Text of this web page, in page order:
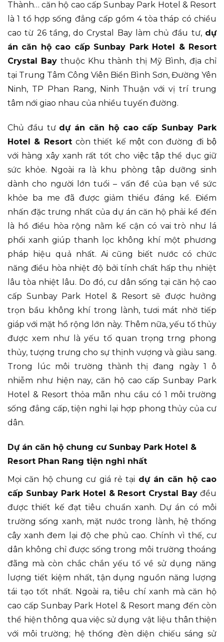
Thành… căn hộ cao cấp Sunbay Park Hotel & Resort
là 1 tổ hợp sống đẳng cấp gồm 4 tòa tháp có chiều
cao từ 26 tầng, do Crystal Bay làm chủ đầu tư, dự
án căn hộ cao cấp Sunbay Park Hotel & Resort
Crystal Bay thuộc Khu thành thị Mỹ Bình, địa chỉ
tại Trung Tâm Công Viên Biển Bình Sơn, Đường Yên
Ninh, TP Phan Rang, Ninh Thuận với vị trí trung
tâm nới giao nhau của nhiều tuyến đường.
Chủ đầu tư dự án căn hộ cao cấp Sunbay Park
Hotel & Resort còn thiết kế một con đường đi bộ
với hàng xây xanh rất tốt cho việc tập thể dục giữ
sức khỏe. Ngoài ra là khu phòng tập dưỡng sinh
dành cho người lớn tuổi – vấn đề của bạn về sức
khỏe ba me đã được giảm thiểu đáng kể. Điểm
nhấn đặc trưng nhất của dự án căn hộ phải kể đến
là hồ điều hòa rộng nằm kế cận có vai trò như lá
phổi xanh giúp thanh lọc không khí một phương
pháp hiệu quả nhất. Ai cũng biết nước có chức
năng điều hòa nhiệt độ bởi tính chất hấp thụ nhiệt
lâu tòa nhiệt lâu. Do đó, cư dân sống tại căn hộ cao
cấp Sunbay Park Hotel & Resort sẽ được hưởng
trọn bầu không khí trong lành, tươi mát nhờ tiếp
giáp với mặt hồ rộng lớn này. Thêm nữa, yếu tố thủy
được xem như là yếu tố quan trọng trng phong
thủy, tượng trưng cho sự thịnh vượng và giàu sang.
Trong lúc môi trường thành thị đang ngày 1 ô
nhiễm như hiện nay, căn hộ cao cấp Sunbay Park
Hotel & Resort thỏa mãn nhu cầu có 1 môi trường
sống đẳng cấp, tiện nghi lại hợp phong thủy của cư
dân.
Dự án căn hộ chung cư Sunbay Park Hotel &
Resort Phan Rang tiện nghi nhất
Mọi căn hộ chung cư giá rẻ tại dự án căn hộ cao
cấp Sunbay Park Hotel & Resort Crystal Bay đều
được thiết kế đạt tiêu chuẩn xanh. Dự án có môi
trường sống xanh, mặt nước trong lành, hệ thống
cây xanh đem lại độ che phủ cao. Chính vì thế, cư
dân không chỉ được sống trong môi trường thoáng
đãng mà còn chắc chắn yếu tố về sử dụng năng
lượng tiết kiệm nhất, tận dụng nguồn năng lượng
tái tạo tốt nhất. Ngoài ra, tiêu chí xanh mà căn hộ
cao cấp Sunbay Park Hotel & Resort mang đến còn
thể hiện thông qua việc sử dụng vật liệu thân thiện
với môi trường; hệ thống đèn diện chiếu sáng sử